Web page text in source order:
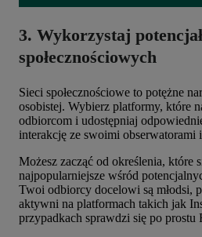
3. Wykorzystaj
społecznościowych
Sieci społecznościowe to potężne
osobistej. Wybierz platformy, które
odbiorcom i udostępniaj
interakcję ze swoimi obserwatorami
Możesz zacząć od określenia, które
najpopularniejsze wśród
Twoi odbiorcy docelowi są młodsi,
aktywni na platformach takich jak
przypadkach sprawdzi się po prostu